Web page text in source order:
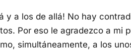
y a los de allá! No hay
Por eso le agradezco a mi
simultáneamente, a los